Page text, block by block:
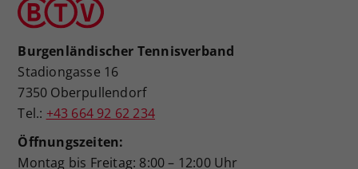
Burgenländischer Tennisverband
Stadiongasse 16
7350 Oberpullendorf
Tel.: +43 664 92 62 234
Öffnungszeiten:
Montag bis Freitag: 8:00 – 12:00 Uhr